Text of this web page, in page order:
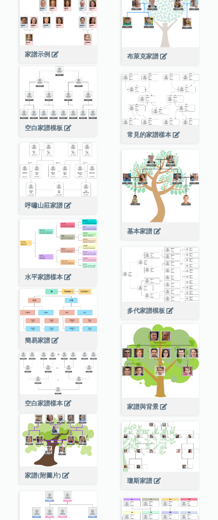
布萊克家譜
家譜示例
空白家譜模板
常見的家譜樣本
呼嘯山莊家譜
基本家譜
水平家譜樣本
多代家譜模板
簡易家譜
家譜與背景
空白家譜樣本
家譜(附圖片)
瓊斯家譜